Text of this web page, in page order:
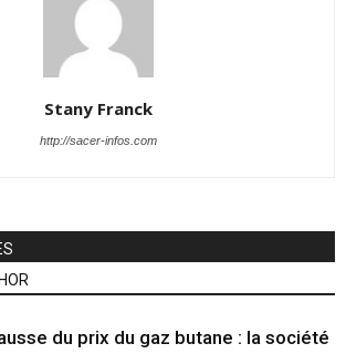
Stany Franck
http://sacer-infos.com
du prix du gaz butane : la société